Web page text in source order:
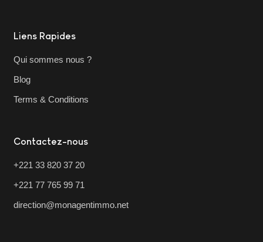
Liens Rapides
Qui sommes nous ?
Blog
Terms & Conditions
Contactez-nous
+221 33 820 37 20
+221 77 765 99 71
direction@monagentimmo.net